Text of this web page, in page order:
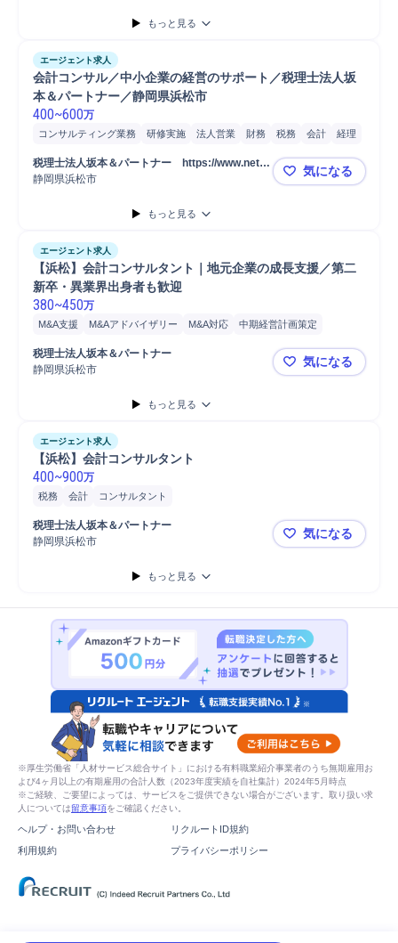
もっと見る
エージェント求人
会計コンサル／中小企業の経営のサポート／税理士法人坂
本＆パートナー／静岡県浜松市
400~600万
コンサルティング業務 研修実施 法人営業 財務 税務 会計
経理
営業
監査 巡回
財務/会計コンサルティング
税理士法人坂本＆パートナー　https://www.net-b
p.co.jp/
静岡県浜松市 会計コンサ
気になる
もっと見る
エージェント求人
【浜松】会計コンサルタント｜地元企業の成長支援／第二
新卒・異業界出身者も歓迎
380~450万
M&A支援 M&Aアドバイザリー M&A対応
中期経営計画策定
M&Aコンサルティング
アドバイザリー
パートナー
企業支援
税理士法人坂本＆パートナー
静岡県浜松市
【浜松】会
気になる
もっと見る
エージェント求人
【浜松】会計コンサルタント
400~900万
税務 会計 コンサルタント
税理士法人坂本＆パートナー
静岡県浜松市
【浜松】会
気になる
もっと見る
※厚生労働省「人材サービス総合サイト」における有料職業紹介事業者のうち無期雇用お
よび4ヶ月以上の有期雇用の合計人数（2023年度実績を自社集計）2024年5月時点
※ご経験、ご要望によっては、サービスをご提供できない場合がございます。取り扱い求
人については留意事項をご確認ください。
ヘルプ・お問い合わせ
リクルートID規約
利用規約
プライバシーポリシー